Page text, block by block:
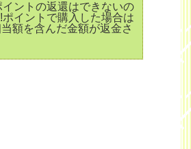
イントの返還はできないの
ポイントで購入した場合は
額を含んだ金額が返金さ